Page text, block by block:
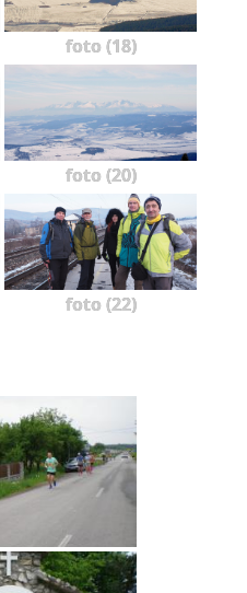
foto (18)
foto (20)
foto (22)